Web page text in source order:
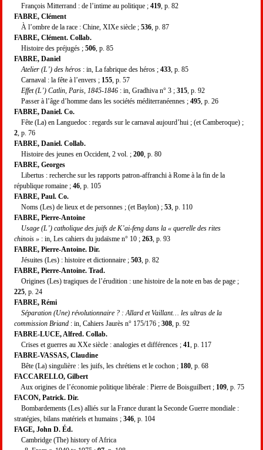
François Mitterrand : de l’intime au politique ; 419 , p. 82
FABRE, Clément
À l’ombre de la race : Chine, XIXe siècle ; 536 , p. 87
FABRE, Clément. Collab.
Histoire des préjugés ; 506 , p. 85
FABRE, Daniel
Atelier (L’) des héros : in, La fabrique des héros ; 433 , p. 85
Carnaval : la fête à l’envers ; 155 , p. 57
Effet (L’) Catlin, Paris, 1845-1846 : in, Gradhiva n° 3 ; 315 , p. 92
Passer à l’âge d’homme dans les sociétés méditerranéennes ; 495 , p. 26
FABRE, Daniel. Co.
Fête (La) en Languedoc : regards sur le carnaval aujourd’hui ; (et Camberoque) ;
2 , p. 76
FABRE, Daniel. Collab.
Histoire des jeunes en Occident, 2 vol. ; 200 , p. 80
FABRE, Georges
Libertus : recherche sur les rapports patron-affranchi à Rome à la fin de la
république romaine ; 46 , p. 105
FABRE, Paul. Co.
Noms (Les) de lieux et de personnes ; (et Baylon) ; 53 , p. 110
FABRE, Pierre-Antoine
Usage (L’) catholique des juifs de K’ai-feng dans la « querelle des rites
chinois » : in, Les cahiers du judaïsme n° 10 ; 263 , p. 93
FABRE, Pierre-Antoine. Dir.
Jésuites (Les) : histoire et dictionnaire ; 503 , p. 82
FABRE, Pierre-Antoine. Trad.
Origines (Les) tragiques de l’érudition : une histoire de la note en bas de page ;
225 , p. 24
FABRE, Rémi
Séparation (Une) révolutionnaire ? : Allard et Vaillant… les ultras de la
commission Briand : in, Cahiers Jaurès n° 175/176 ; 308 , p. 92
FABRE-LUCE, Alfred. Collab.
Crises et guerres au XXe siècle : analogies et différences ; 41 , p. 117
FABRE-VASSAS, Claudine
Bête (La) singulière : les juifs, les chrétiens et le cochon ; 180 , p. 68
FACCARELLO, Gilbert
Aux origines de l’économie politique libérale : Pierre de Boisguilbert ; 109 , p. 75
FACON, Patrick. Dir.
Bombardements (Les) alliés sur la France durant la Seconde Guerre mondiale :
stratégies, bilans matériels et humains ; 346 , p. 104
FAGE, John D. Éd.
Cambridge (The) history of Africa